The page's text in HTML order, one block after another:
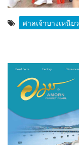
ศาลเจ้าบางเหนียว